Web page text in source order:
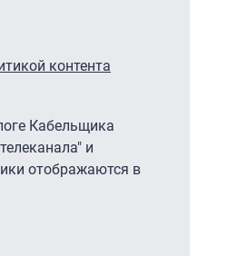
контента
Кабельщика
и
отображаются в